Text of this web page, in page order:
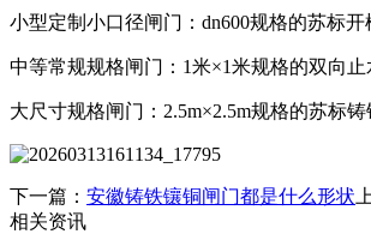
小型定制小口径闸门‌：dn600规格的苏标
中等常规规格闸门‌：1米×1米规格的双向
大尺寸规格闸门‌：2.5m×2.5m规格的苏标
下一篇： 安徽铸铁镶铜闸门都是什么形状
相关资讯